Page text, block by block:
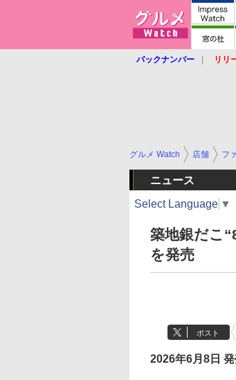
バックナンバー リリ
グルメ Watch 店舗 フ
ニュース
Select Language ▼
築地銀だこ
を発売
ポスト
2026年6月8日